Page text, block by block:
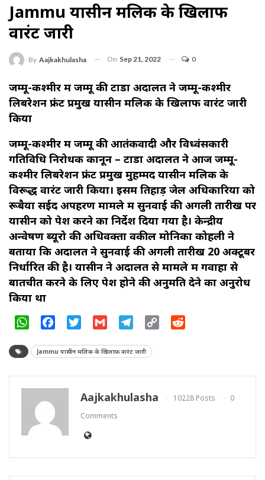
Jammu यासीन मलिक के खिलाफ
वारंट जारी
By Aajkakhulasha On Sep 21, 2022 0
जम्मू-कश्मीर में जम्मू की टाडा अदालत ने जम्मू-कश्मीर
लिबरेशन फ्रंट प्रमुख यासीन मलिक के खिलाफ वारंट जारी
किया
जम्मू-कश्मीर में जम्मू की आतंकवादी और विध्वंसकारी
गतिविधि निरोधक कानून – टाडा अदालत ने आज जम्मू-
कश्मीर लिबरेशन फ्रंट प्रमुख मुहम्मद यासीन मलिक के
विरूद्ध वारंट जारी किया। इसमें तिहाड़ जेल अधिकारियों को
रूबैया सईद अपहरण मामले में सुनवाई की अगली तारीख पर
यासीन को पेश करने का निर्देश दिया गया है। केन्‍द्रीय
अन्‍वेषण ब्‍यूरो की अधिवक्‍ता वकील मोनिका कोहली ने
बताया कि अदालत ने सुनवाई की अगली तारीख 20 अक्टूबर
निर्धारित की है। यासीन ने अदालत से मामले में गवाहों से
बातचीत करने के लिए पेश होने की अनुमति देने का अनुरोध
किया था
WhatsAppFacebookTwitter Gmail Telegram
Copy
Jammu यासीन मलिक के खिलाफ वारंट जारी
Aajkakhulasha 10228 Posts
0
Comments